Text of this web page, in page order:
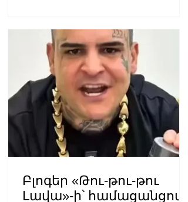
հեղինակազրկման և
ապապետական
գործողությունների նոր
խայտառակ հանգրվանն
է. Լուսավոր Հայաստան
Բլոգեր «Թու-թու-թու
Լավա»-ի՝ համացանցով